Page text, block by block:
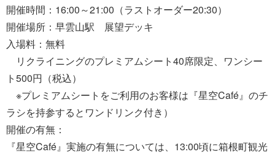
開催時間：16:00～21:00（ラストオーダー20:30）
開催場所：早雲山駅 展望デッキ
入場料：無料
リクライニングのプレミアムシート40席限定、ワンシー
ト500円（税込）
※プレミアムシートをご利用のお客様は『星空Café』のチ
ラシを持参するとワンドリンク付き）
開催の有無：
『星空Café』実施の有無については、13:00頃に箱根町観光